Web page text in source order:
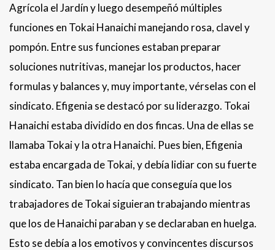
Agrícola el Jardín y luego desempeñó múltiples
funciones en Tokai Hanaichi manejando rosa, clavel y
pompón. Entre sus funciones estaban preparar
soluciones nutritivas, manejar los productos, hacer
formulas y balances y, muy importante, vérselas con el
sindicato. Efigenia se destacó por su liderazgo. Tokai
Hanaichi estaba dividido en dos fincas. Una de ellas se
llamaba Tokai y la otra Hanaichi. Pues bien, Efigenia
estaba encargada de Tokai, y debía lidiar con su fuerte
sindicato. Tan bien lo hacía que conseguía que los
trabajadores de Tokai siguieran trabajando mientras
que los de Hanaichi paraban y se declaraban en huelga.
Esto se debía a los emotivos y convincentes discursos